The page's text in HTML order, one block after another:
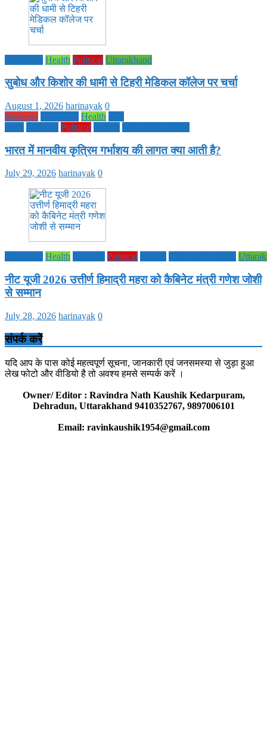
Health Political Uttarakhand
सुबोध और किशोर की धामी से टिहरी मेडिकल कॉलेज पर चर्चा
August 1, 2026 harinayak 0
Business
Health
Political
भारत में मानवीय कृत्रिम गर्भाशय की लागत क्या आती है?
July 29, 2026 harinayak 0
Health Political
नीट यूजी 2026 उत्तीर्ण हिमाद्री महरा को कैबिनेट मंत्री गणेश जोशी
से सम्मान
July 28, 2026 harinayak 0
संपर्क करें
यदि आप के पास कोई महत्वपूर्ण सूचना, जानकारी एवं जनसमस्या से जुड़ा हुआ
लेख फोटो और वीडियो है तो अवश्य हमसे सम्पर्क करें ।
Owner/ Editor : Ravindra Nath Kaushik Kedarpuram,
Dehradun, Uttarakhand 9410352767, 9897006101
Email: ravinkaushik1954@gmail.com